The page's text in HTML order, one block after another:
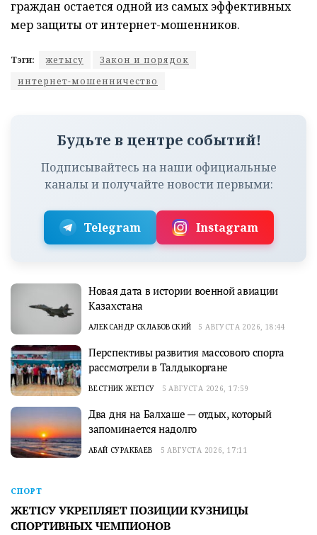
граждан остается одной из самых эффективных
мер защиты от интернет-мошенников.
Тэги: жетысу
Закон и порядок
интернет-мошенничество
Будьте в центре событий!
Подписывайтесь на наши официальные
каналы и получайте новости первыми:
Telegram Instagram
Новая дата в истории военной авиации
Казахстана
АЛЕКСАНДР СКЛАБОВСКИЙ 5 АВГУСТА 2026, 18:44
Перспективы развития массового спорта
рассмотрели в Талдыкоргане
ВЕСТНИК ЖЕТІСУ 5 АВГУСТА 2026, 17:59
Два дня на Балхаше — отдых, который
запоминается надолго
АБАЙ СУРАКБАЕВ 5 АВГУСТА 2026, 17:11
СПОРТ
ЖЕТІСУ УКРЕПЛЯЕТ ПОЗИЦИИ КУЗНИЦЫ
СПОРТИВНЫХ ЧЕМПИОНОВ